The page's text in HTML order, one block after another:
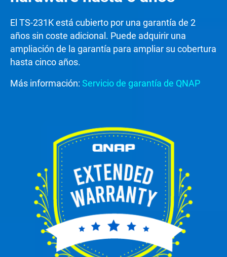
El TS-231K está cubierto por una garantía de 2
años sin coste adicional. Puede adquirir una
ampliación de la garantía para ampliar su cobertura
hasta cinco años.
Más información: Servicio de garantía de QNAP